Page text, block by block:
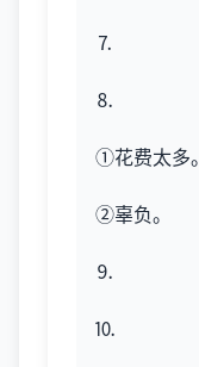
⒎
⒏
①花费太多。
②辜负。
⒐
⒑